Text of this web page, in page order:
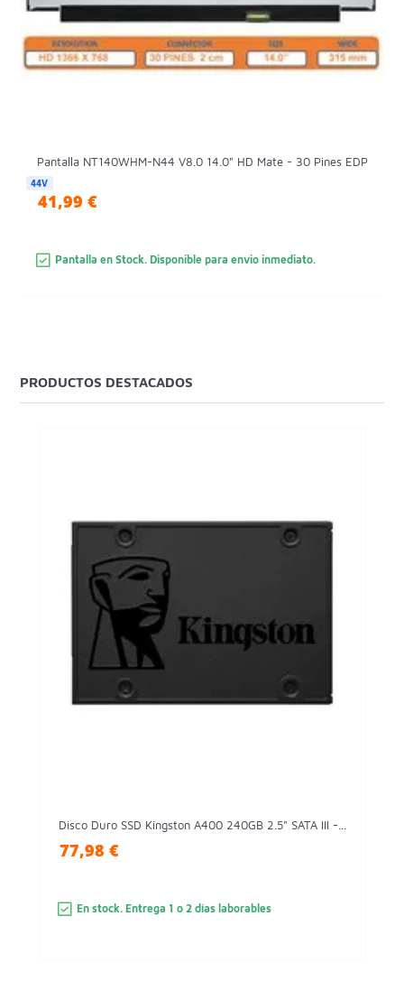
Pantalla NT140WHM-N44 V8.0 14.0" HD Mate - 30 Pines EDP
44V
41,99 €
Pantalla en Stock. Disponible para envio inmediato.
PRODUCTOS DESTACADOS
Disco Duro SSD Kingston A400 240GB 2.5" SATA III -...
77,98 €
En stock. Entrega 1 o 2 días laborables